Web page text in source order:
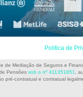
Politica de
de Mediação de Seguros e
Pensões sob o nº 411351851
,
pré-contratual e contratual